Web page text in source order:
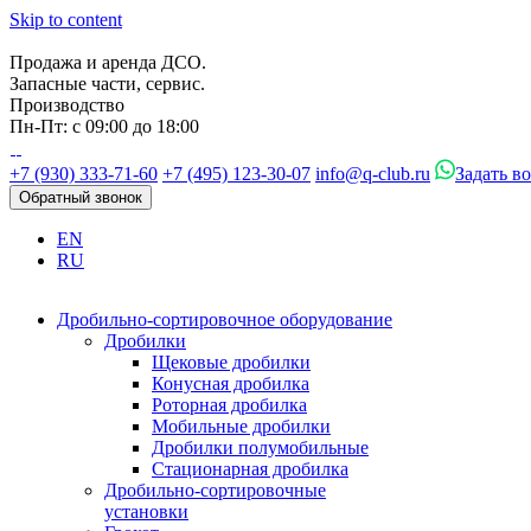
Skip to content
Продажа и аренда ДСО.
Запасные части, сервис.
Производство
Пн-Пт: с 09:00 до 18:00
+7 (930) 333-71-60 +7 (495) 123-30-07 info@q-club.ru Задать
Обратный звонок
EN
RU
Дробильно-сортировочное оборудование
Дробилки
Щековые дробилки
Конусная дробилка
Роторная дробилка
Мобильные дробилки
Дробилки полумобильные
Стационарная дробилка
Дробильно-сортировочные
установки